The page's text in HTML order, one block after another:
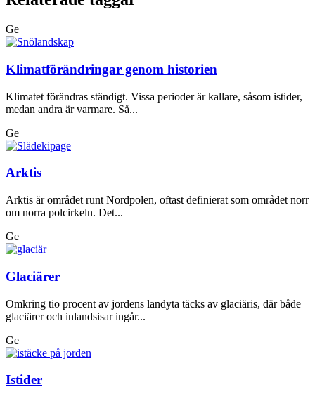
Ge
Klimatförändringar genom historien
Klimatet förändras ständigt. Vissa perioder är kallare, såsom istider,
medan andra är varmare. Så...
Ge
Arktis
Arktis är området runt Nordpolen, oftast definierat som området norr
om norra polcirkeln. Det...
Ge
Glaciärer
Omkring tio procent av jordens landyta täcks av glaciäris, där både
glaciärer och inlandsisar ingår...
Ge
Istider